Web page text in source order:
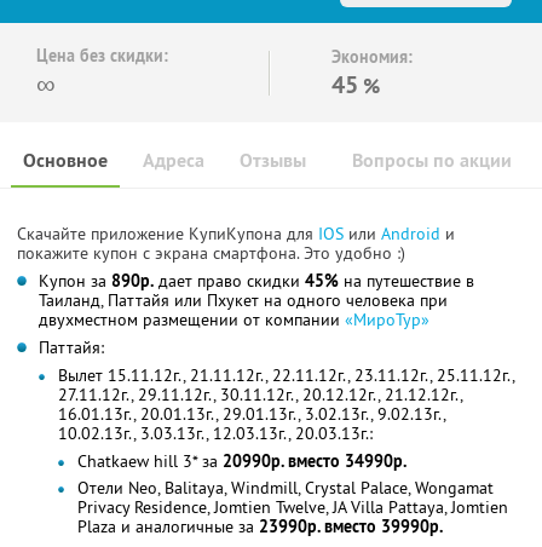
Цена без скидки:
∞
Экономия:
45 %
Основное Отзывы Вопросы по акции
Адреса
Скачайте приложение КупиКупона для IOS или Android и
покажите купон с экрана смартфона. Это удобно :)
Купон за 890р. дает право скидки 45% на путешествие в
Таиланд, Паттайя или Пхукет на одного человека при
двухместном размещении от компании «МироТур»
Паттайя:
Вылет 15.11.12г., 21.11.12г., 22.11.12г., 23.11.12г., 25.11.12г.,
27.11.12г., 29.11.12г., 30.11.12г., 20.12.12г., 21.12.12г.,
16.01.13г., 20.01.13г., 29.01.13г., 3.02.13г., 9.02.13г.,
10.02.13г., 3.03.13г., 12.03.13г., 20.03.13г.:
Chatkaew hill 3* за 20990р. вместо 34990р.
Отели Neo, Balitaya, Windmill, Crystal Palace, Wongamat
Privacy Residence, Jomtien Twelve, JA Villa Pattaya, Jomtien
Plaza и аналогичные за 23990р. вместо 39990р.